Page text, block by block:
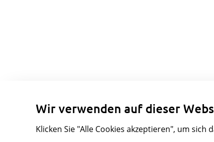
Wir verwenden auf dieser
Klicken Sie "Alle Cookies akzeptieren", um